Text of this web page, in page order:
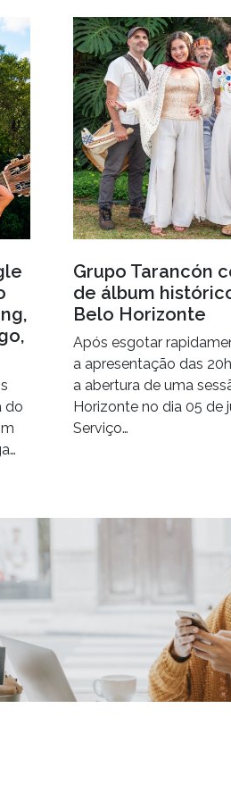
do
Grupo Tarancón
de álbum
Belo Horizonte
Após esgotar
a apresentação das
a abertura de uma
Horizonte no dia 05 de
Serviço…